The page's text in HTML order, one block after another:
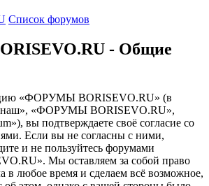
Список форумов
- Общие
«ФОРУМЫ BORISEVO.RU» (в
«ФОРУМЫ BORISEVO.RU»,
вы подтверждаете своё согласие со
Если вы не согласны с ними,
и не пользуйтесь форумами
Мы оставляем за собой право
в любое время и сделаем всё возможное,